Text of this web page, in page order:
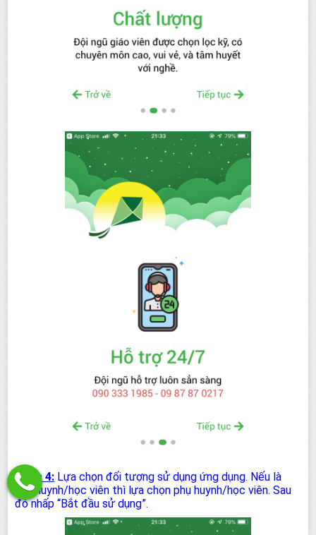
Bước 4: Lựa chọn đối tượng sử dụng ứng dụng. Nếu là
phụ huynh/học viên thì lựa chọn phụ huynh/học viên. Sau
đó nhấp “Bắt đầu sử dụng”.